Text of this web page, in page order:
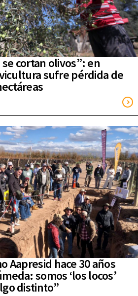
cortan olivos”: en
sufre pérdida de
Aapresid hace 30 años
somos ‘los locos’
distinto”